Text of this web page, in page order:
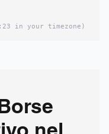
in your timezone)